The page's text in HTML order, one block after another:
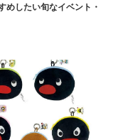
めしたい旬なイベント・